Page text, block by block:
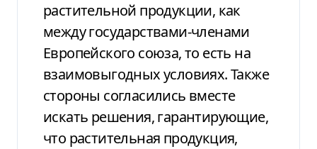
растительной продукции, как
между государствами-членами
Европейского союза, то есть на
взаимовыгодных условиях. Также
стороны согласились вместе
искать решения, гарантирующие,
что растительная продукция,